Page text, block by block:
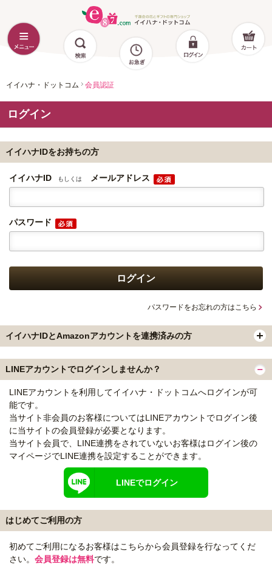
イイハナ・ドットコム 会員認証
ログイン
イイハナIDをお持ちの方
イイハナID もしくは メールアドレス
パスワード
パスワードをお忘れの方はこちら
イイハナIDとAmazonアカウントを連携済みの方
LINEアカウントでログインしませんか？
LINEアカウントを利用してイイハナ・ドットコムへログインが可
能です。
当サイト非会員のお客様についてはLINEアカウントでログイン後
に当サイトの会員登録が必要となります。
当サイト会員で、LINE連携をされていないお客様はログイン後の
マイページでLINE連携を設定することができます。
LINEでログイン
はじめてご利用の方
初めてご利用になるお客様はこちらから会員登録を行なってくだ
さい。 会員登録は無料です。